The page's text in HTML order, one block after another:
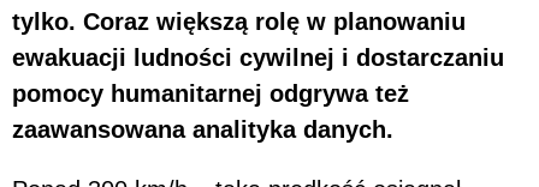
tylko. Coraz większą rolę w planowaniu
ewakuacji ludności cywilnej i dostarczaniu
pomocy humanitarnej odgrywa też
zaawansowana analityka danych.